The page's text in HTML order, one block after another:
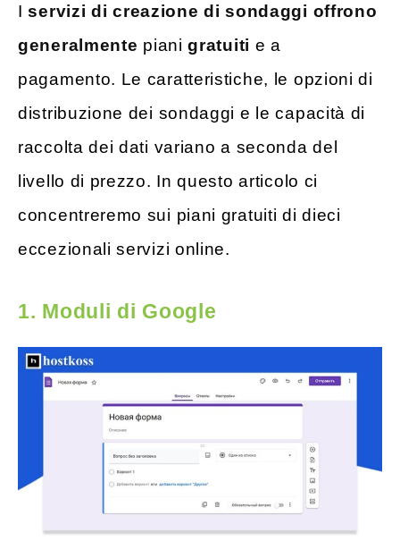
Iservizi di creazione di sondaggi offrono
generalmente pianigratuiti e a
pagamento. Le caratteristiche, le opzioni di
distribuzione dei sondaggi e le capacità di
raccolta dei dati variano a seconda del
livello di prezzo. In questo articolo ci
concentreremo sui piani gratuiti di dieci
eccezionali servizi online.
1. Moduli di Google